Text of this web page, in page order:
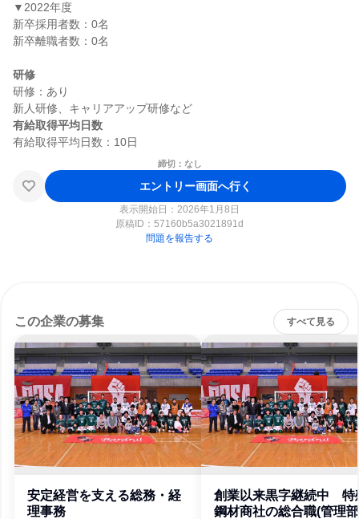
▼2022年度
新卒採用者数：0名
新卒離職者数：0名
研修
研修：あり
有給取得平均日数
締切：なし
エントリー画面へ行く
表示開始日：2026年1月8日
原稿ID： 57160b5a3021891d
問題を報告する
この企業の募集 すべて見る
安定経営を支える総務・経
理事務
創業以来黒字継続中 特
鋼材商社の総合職(管理部